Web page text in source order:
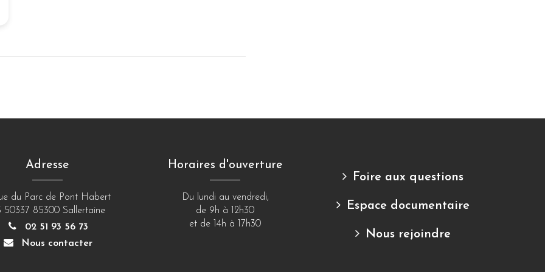
Adresse
du Parc de Pont Habert
50337 85300 Sallertaine
02 51 93 56 73
Nous contacter
Horaires d'ouverture
Du lundi au vendredi,
de 9h à 12h30
et de 14h à 17h30
Foire aux questions
Espace documentaire
Nous rejoindre